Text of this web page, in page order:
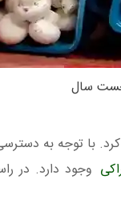
با توجه به
وجود دارد. در